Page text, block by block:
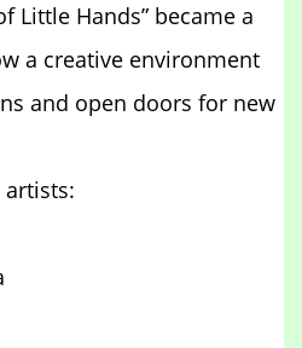
Little Hands” became a
a creative environment
and open doors for new